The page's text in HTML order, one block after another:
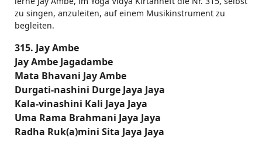
zu singen, anzuleiten, auf einem Musikinstrument zu
begleiten.
315. Jay Ambe
Jay Ambe Jagadambe
Mata Bhavani Jay Ambe
Durgati-nashini Durge Jaya Jaya
Kala-vinashini Kali Jaya Jaya
Uma Rama Brahmani Jaya Jaya
Radha Ruk(a)mini Sita Jaya Jaya